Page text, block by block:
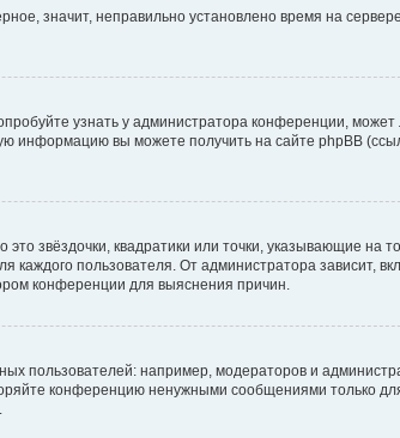
значит, неправильно установлено время на
узнать у администратора конференции,
информацию вы можете получить на сайте phpBB
звёздочки, квадратики или точки, указывающие на
пользователя. От администратора зависит,
конференции для выяснения причин.
пользователей: например, модераторов и
конференцию ненужными сообщениями только для